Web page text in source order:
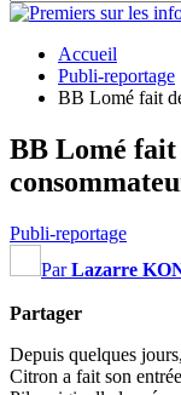
Accueil
Publi-reportage
BB Lomé fait
BB Lomé
Publi-reportage
ParLazarre
Partager
Depuis quelques
Citron a fait son